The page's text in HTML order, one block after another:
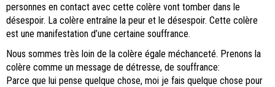
personnes en contact avec cette colère vont tomber dans le
désespoir. La colère entraîne la peur et le désespoir. Cette colère
est une manifestation d’une certaine souffrance.
Nous sommes très loin de la colère égale méchanceté. Prenons la
colère comme un message de détresse, de souffrance:
Parce que lui pense quelque chose, moi je fais quelque chose pour